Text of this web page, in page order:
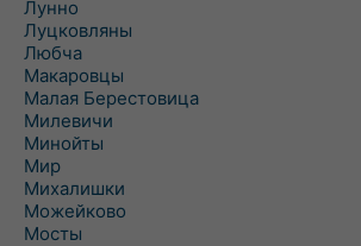
Лунно
Луцковляны
Любча
Макаровцы
Малая Берестовица
Милевичи
Минойты
Мир
Михалишки
Можейково
Мосты